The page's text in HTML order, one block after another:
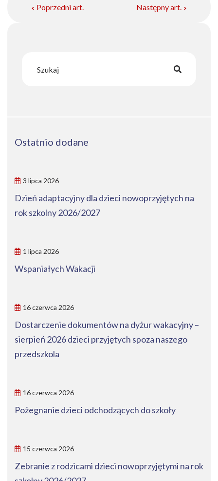
Poprzedni art. Następny art.
Ostatnio dodane
3 lipca 2026
Dzień adaptacyjny dla dzieci nowoprzyjętych na
rok szkolny 2026/2027
1 lipca 2026
Wspaniałych Wakacji
16 czerwca 2026
Dostarczenie dokumentów na dyżur wakacyjny –
sierpień 2026 dzieci przyjętych spoza naszego
przedszkola
16 czerwca 2026
Pożegnanie dzieci odchodzących do szkoły
15 czerwca 2026
Zebranie z rodzicami dzieci nowoprzyjętymi na rok